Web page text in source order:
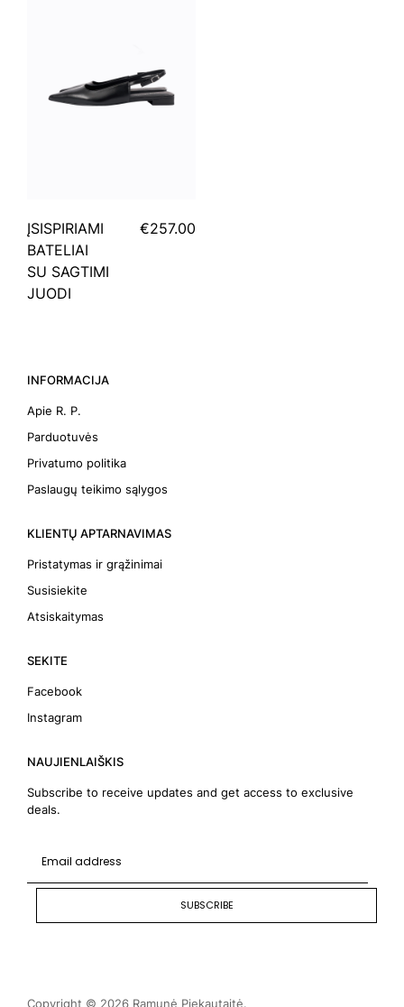
ĮSISPIRIAMI
BATELIAI
SU SAGTIMI
JUODI
€257.00
INFORMACIJA
Apie R. P.
Parduotuvės
Privatumo politika
Paslaugų teikimo sąlygos
KLIENTŲ APTARNAVIMAS
Pristatymas ir grąžinimai
Susisiekite
Atsiskaitymas
SEKITE
Facebook
Instagram
NAUJIENLAIŠKIS
Subscribe to receive updates and get access to exclusive
deals.
SUBSCRIBE
Copyright © 2026 Ramunė Piekautaitė.